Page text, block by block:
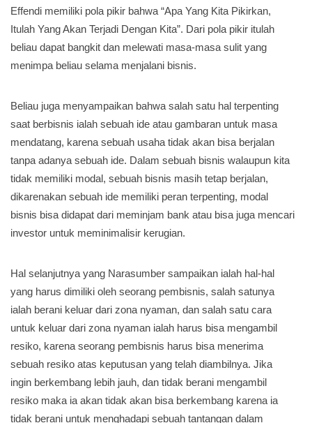
Effendi memiliki pola pikir bahwa “Apa Yang Kita Pikirkan,
Itulah Yang Akan Terjadi Dengan Kita”. Dari pola pikir itulah
beliau dapat bangkit dan melewati masa-masa sulit yang
menimpa beliau selama menjalani bisnis.
Beliau juga menyampaikan bahwa salah satu hal terpenting
saat berbisnis ialah sebuah ide atau gambaran untuk masa
mendatang, karena sebuah usaha tidak akan bisa berjalan
tanpa adanya sebuah ide. Dalam sebuah bisnis walaupun kita
tidak memiliki modal, sebuah bisnis masih tetap berjalan,
dikarenakan sebuah ide memiliki peran terpenting, modal
bisnis bisa didapat dari meminjam bank atau bisa juga mencari
investor untuk meminimalisir kerugian.
Hal selanjutnya yang Narasumber sampaikan ialah hal-hal
yang harus dimiliki oleh seorang pembisnis, salah satunya
ialah berani keluar dari zona nyaman, dan salah satu cara
untuk keluar dari zona nyaman ialah harus bisa mengambil
resiko, karena seorang pembisnis harus bisa menerima
sebuah resiko atas keputusan yang telah diambilnya. Jika
ingin berkembang lebih jauh, dan tidak berani mengambil
resiko maka ia akan tidak akan bisa berkembang karena ia
tidak berani untuk menghadapi sebuah tantangan dalam